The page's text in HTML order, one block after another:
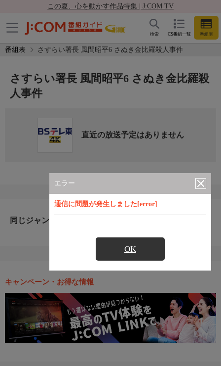
この夏、心を動かす作品特集 | J:COM TV
CS番組一覧 番組表
検索
番組表 さすらい署長 風間昭平6 さぬき金比羅殺人事件
エラー
通信に問題が発生しました[error]
OK
さすらい署長 風間昭平6 さぬき金比羅殺
人事件
直近の放送予定はありません
同じジャンルのおすすめ番組
キャンペーン・お得な情報